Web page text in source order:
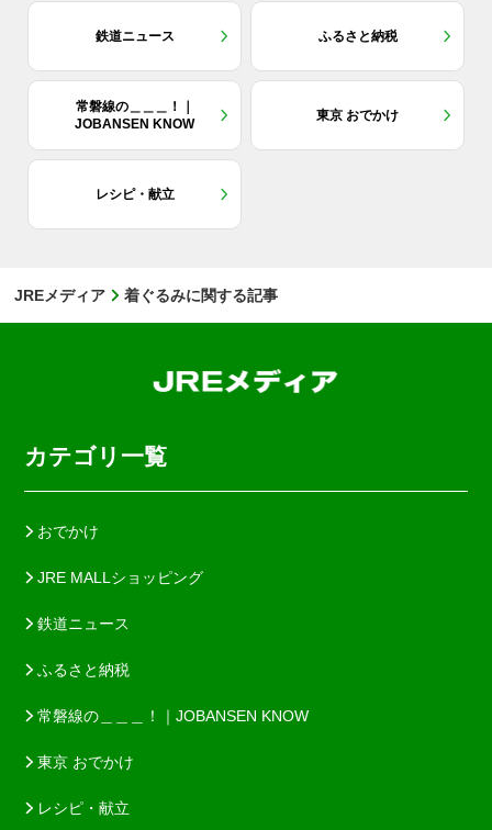
鉄道ニュース ふるさと納税
常磐線の＿＿＿！｜
JOBANSEN KNOW
東京 おでかけ
レシピ・献立
JREメディア 着ぐるみに関する記事
カテゴリ一覧
おでかけ
JRE MALLショッピング
鉄道ニュース
ふるさと納税
常磐線の＿＿＿！｜JOBANSEN KNOW
東京 おでかけ
レシピ・献立